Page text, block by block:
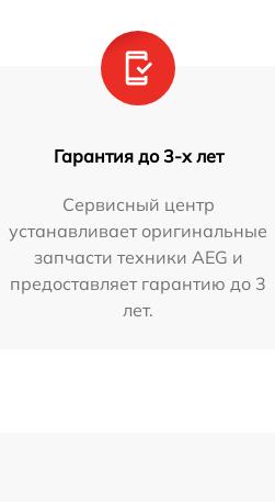
Гарантия до 3-х лет
Сервисный центр
устанавливает оригинальные
запчасти техники AEG и
предоставляет гарантию до 3
лет.